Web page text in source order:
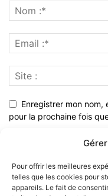
Pour offrir les meilleures
telles que les cookies pour
appareils. Le fait de
Enregistrer mon
pour la prochaine fois